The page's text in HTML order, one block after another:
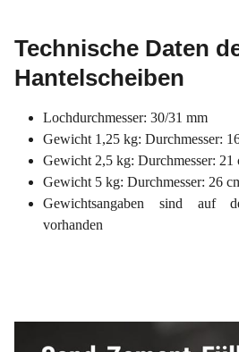
Technische Daten
Hantelscheiben
Lochdurchmesser: 30/31 mm
Gewicht 1,25 kg: Durchmesser:
Gewicht 2,5 kg: Durchmesser:
Gewicht 5 kg: Durchmesser: 26
Gewichtsangaben sind auf
vorhanden